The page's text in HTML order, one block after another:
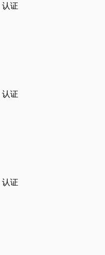
认证
认证
认证